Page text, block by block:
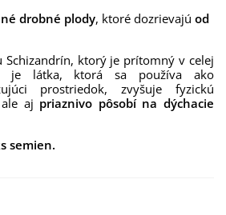
drobné plody, ktoré dozrievajú od
Schizandrín, ktorý je prítomný v celej
je látka, ktorá sa používa ako
prostriedok, zvyšuje fyzickú
aj priaznivo pôsobí na dýchacie
semien.